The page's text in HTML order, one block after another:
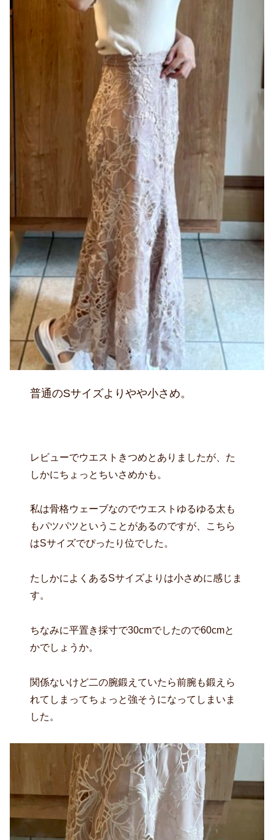
普通のSサイズよりやや小さめ。
レビューでウエストきつめとありましたが、た
しかにちょっとちいさめかも。
私は骨格ウェーブなのでウエストゆるゆる太も
もパツパツということがあるのですが、こちら
はSサイズでぴったり位でした。
たしかによくあるSサイズよりは小さめに感じま
す。
ちなみに平置き採寸で30cmでしたので60cmと
かでしょうか。
関係ないけど二の腕鍛えていたら前腕も鍛えら
れてしまってちょっと強そうになってしまいま
した。